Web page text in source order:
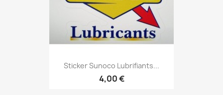
Sticker Sunoco Lubrifiants...
4,00 €